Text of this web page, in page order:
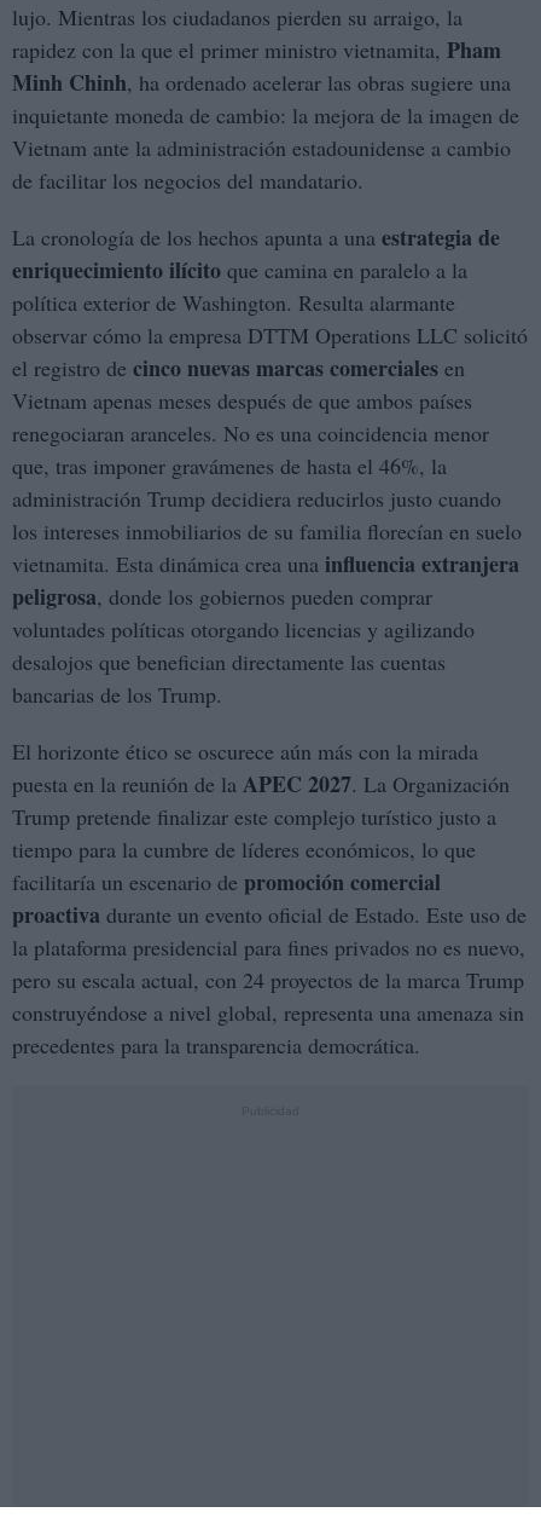
lujo. Mientras los ciudadanos pierden su arraigo, la
rapidez con la que el primer ministro vietnamita, Pham
Minh Chinh, ha ordenado acelerar las obras sugiere una
inquietante moneda de cambio: la mejora de la imagen de
Vietnam ante la administración estadounidense a cambio
de facilitar los negocios del mandatario.
La cronología de los hechos apunta a una estrategia de
enriquecimiento ilícito que camina en paralelo a la
política exterior de Washington. Resulta alarmante
observar cómo la empresa DTTM Operations LLC solicitó
el registro de cinco nuevas marcas comerciales en
Vietnam apenas meses después de que ambos países
renegociaran aranceles. No es una coincidencia menor
que, tras imponer gravámenes de hasta el 46%, la
administración Trump decidiera reducirlos justo cuando
los intereses inmobiliarios de su familia florecían en suelo
vietnamita. Esta dinámica crea una influencia extranjera
peligrosa, donde los gobiernos pueden comprar
voluntades políticas otorgando licencias y agilizando
desalojos que benefician directamente las cuentas
bancarias de los Trump.
El horizonte ético se oscurece aún más con la mirada
puesta en la reunión de la APEC 2027. La Organización
Trump pretende finalizar este complejo turístico justo a
tiempo para la cumbre de líderes económicos, lo que
facilitaría un escenario de promoción comercial
proactiva durante un evento oficial de Estado. Este uso de
la plataforma presidencial para fines privados no es nuevo,
pero su escala actual, con 24 proyectos de la marca Trump
construyéndose a nivel global, representa una amenaza sin
precedentes para la transparencia democrática.